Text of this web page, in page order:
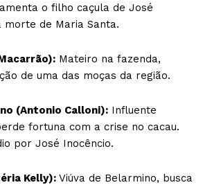
o filho caçula de José
morte de Maria Santa.
Mateiro na fazenda,
de uma das moças da região.
(Antonio Calloni): Influente
fortuna com a crise no cacau.
por José Inocêncio.
Kelly): Viúva de Belarmino, busca